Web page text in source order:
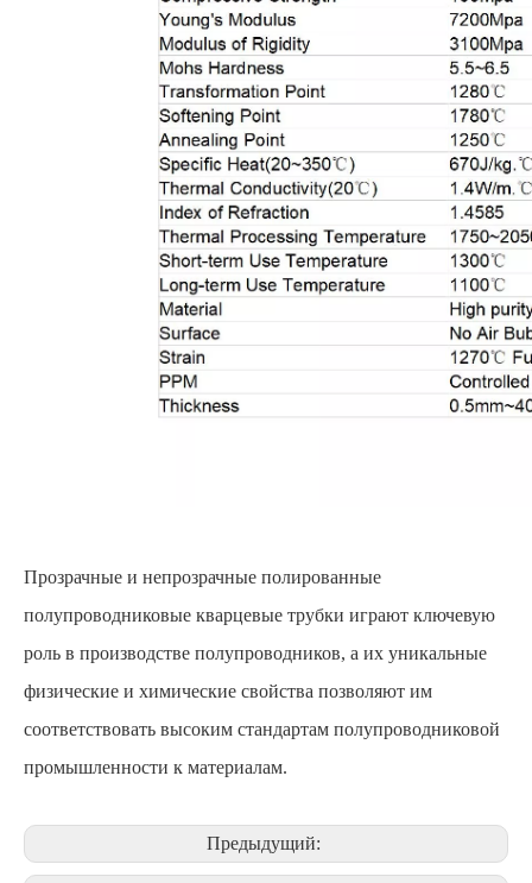
Прозрачные и непрозрачные полированные
полупроводниковые кварцевые трубки играют ключевую
роль в производстве полупроводников, а их уникальные
физические и химические свойства позволяют им
соответствовать высоким стандартам полупроводниковой
промышленности к материалам.
Предыдущий: